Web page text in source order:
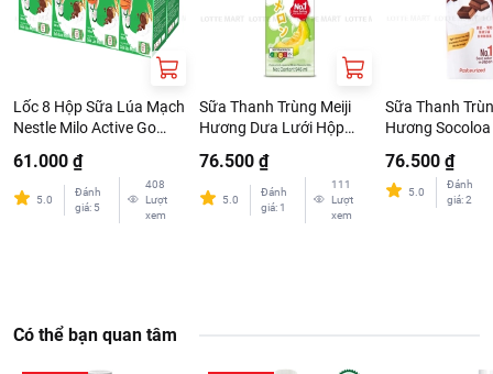
Lốc 8 Hộp Sữa Lúa Mạch
Nestle Milo Active Go
61.000 ₫
5.0
Đánh
giá: 5
408
Lượt
xem
Sữa Thanh Trùng Meiji
Hương Dưa Lưới Hộp
76.500 ₫
5.0
Đánh
giá: 1
111
Lượt
xem
Sữa Thanh
Hương
76.500 ₫
5.0
Đánh
giá:2
Có thể bạn quan tâm